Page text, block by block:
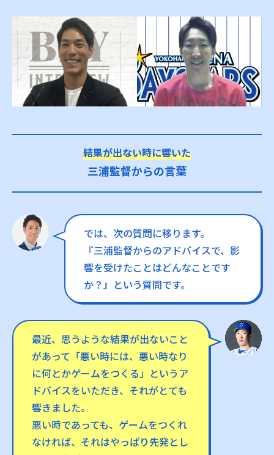
結果が出ない時に響いた
三浦監督からの言葉
では、次の質問に移ります。
『三浦監督からのアドバイスで、影
響を受けたことはどんなことです
か？』という質問です。
最近、思うような結果が出ないこと
があって「悪い時には、悪い時なり
に何とかゲームをつくる」というア
ドバイスをいただき、それがとても
響きました。
悪い時であっても、ゲームをつくれ
なければ、それはやっぱり先発とし